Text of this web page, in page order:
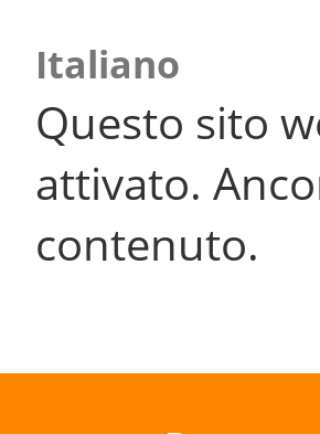
Italiano
Questo sito
attivato.
contenuto.